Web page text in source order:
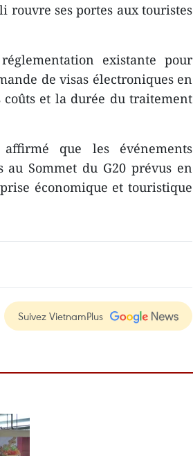
rouvre ses portes aux touristes
existante pour
de visas électroniques en
et la durée du traitement
que les événements
Sommet du G20 prévus en
économique et touristique
Suivez VietnamPlus